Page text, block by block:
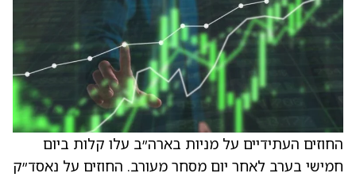
החוזים העתידיים על מניות בארה״ב עלו קלות ביום
חמישי בערב לאחר יום מסחר מעורב. החוזים על נאסד״ק